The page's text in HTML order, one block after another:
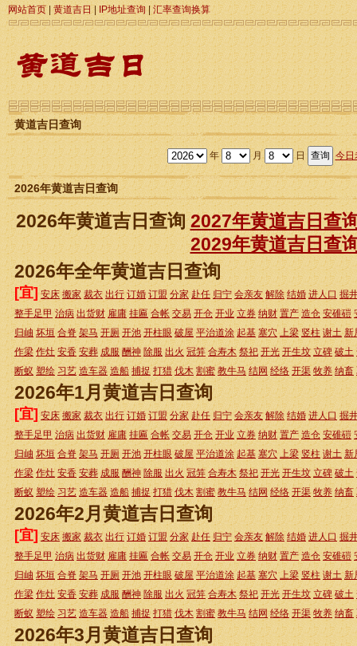
网站首页|黄道吉日| IP地址查询 |汇率查询换算
黄道吉日查询
年 月 日 今日
2026年黄道吉日查询
2026年黄道吉日查询 2027年黄道吉日查
2029年黄道吉日查
2026年全年黄道吉日查询
[宜] 安床 搬家 裁衣 出行 订婚 订盟 分家 赴任 归宁 会亲友 解除 结婚 进人口 掘
整手足甲 治病 出货财 雇庸 挂匾 合帐 交易 开仓 开业 立券 纳财 置产 造仓 安碓磑
归岫 坏垣 合脊 架马 开厕 开池 开柱眼 破屋 平治道涂 起基 塞穴 上梁 竖柱 谢土 新
作梁 作灶 安香 安葬 成服 酬神 除服 出火 冠笄 合寿木 祭祀 开光 开生坟 立碑 破土
断蚁 塑绘 习艺 造车器 造船 捕捉 打猎 伐木 割蜜 教牛马 结网 经络 开渠 牧养 纳畜
2026年1月黄道吉日查询
[宜] 安床 搬家 裁衣 出行 订婚 订盟 分家 赴任 归宁 会亲友 解除 结婚 进人口 掘
整手足甲 治病 出货财 雇庸 挂匾 合帐 交易 开仓 开业 立券 纳财 置产 造仓 安碓磑
归岫 坏垣 合脊 架马 开厕 开池 开柱眼 破屋 平治道涂 起基 塞穴 上梁 竖柱 谢土 新
作梁 作灶 安香 安葬 成服 酬神 除服 出火 冠笄 合寿木 祭祀 开光 开生坟 立碑 破土
断蚁 塑绘 习艺 造车器 造船 捕捉 打猎 伐木 割蜜 教牛马 结网 经络 开渠 牧养 纳畜
2026年2月黄道吉日查询
[宜] 安床 搬家 裁衣 出行 订婚 订盟 分家 赴任 归宁 会亲友 解除 结婚 进人口 掘
整手足甲 治病 出货财 雇庸 挂匾 合帐 交易 开仓 开业 立券 纳财 置产 造仓 安碓磑
归岫 坏垣 合脊 架马 开厕 开池 开柱眼 破屋 平治道涂 起基 塞穴 上梁 竖柱 谢土 新
作梁 作灶 安香 安葬 成服 酬神 除服 出火 冠笄 合寿木 祭祀 开光 开生坟 立碑 破土
断蚁 塑绘 习艺 造车器 造船 捕捉 打猎 伐木 割蜜 教牛马 结网 经络 开渠 牧养 纳畜
2026年3月黄道吉日查询